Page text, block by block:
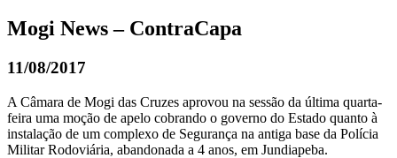
Mogi News – ContraCapa
11/08/2017
A Câmara de Mogi das Cruzes aprovou na sessão da última quarta-
feira uma moção de apelo cobrando o governo do Estado quanto à
instalação de um complexo de Segurança na antiga base da Polícia
Militar Rodoviária, abandonada a 4 anos, em Jundiapeba.